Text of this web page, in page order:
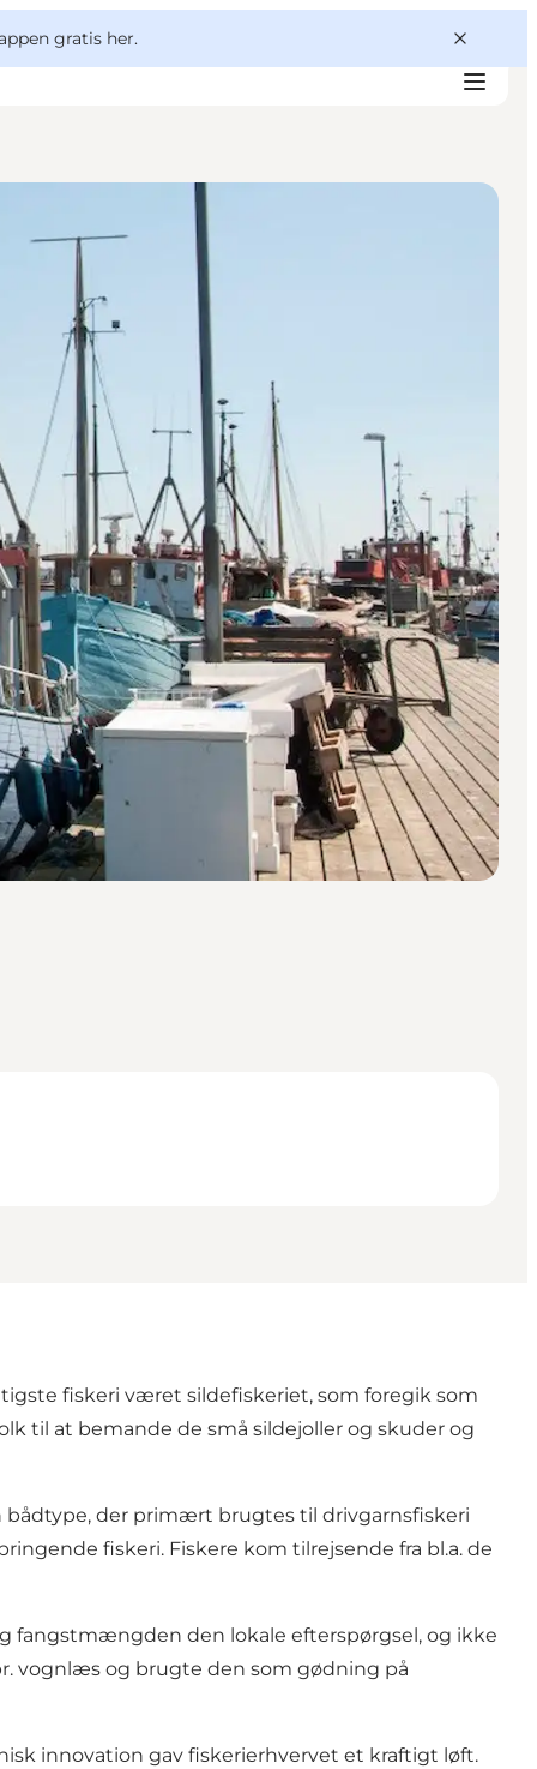
gratis her.
fiskeri været sildefiskeriet, som foregik som
til at bemande de små sildejoller og skuder og
der primært brugtes til drivgarnsfiskeri
fiskeri. Fiskere kom tilrejsende fra bl.a. de
fangstmængden den lokale efterspørgsel, og ikke
vognlæs og brugte den som gødning på
innovation gav fiskerierhvervet et kraftigt løft.